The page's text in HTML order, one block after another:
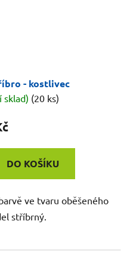
- kostlivec
sklad) (20 ks)
DO KOŠÍKU
ve tvaru oběšeného
stříbrný.